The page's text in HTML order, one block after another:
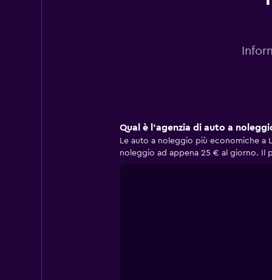
Qual è l'agenzia di auto a
Le auto a noleggio più economiche a
noleggio ad appena 25 € al giorno. Il